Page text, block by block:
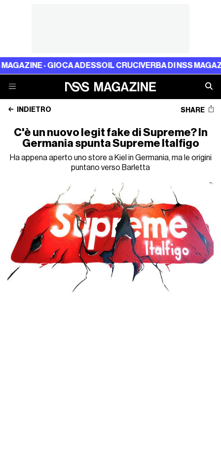
- GIOCA ADESSOIL CRUCIVERBA DI NSS MAGAZINE -
INDIETRO SHARE
C'è un nuovo legit fake di Supreme? In
Germania spunta Supreme Italfigo
Ha appena aperto uno store a Kiel in Germania, ma le origini
puntano verso Barletta